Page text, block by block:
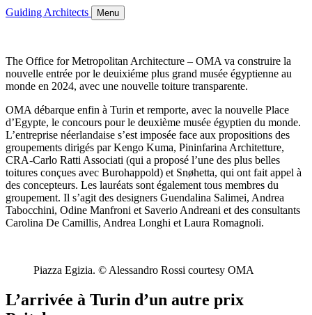
Guiding Architects Menu
The Office for Metropolitan Architecture – OMA va construire la
nouvelle entrée por le deuixiéme plus grand musée égyptienne au
monde en 2024, avec une nouvelle toiture transparente.
OMA débarque enfin à Turin et remporte, avec la nouvelle Place
d’Egypte, le concours pour le deuxième musée égyptien du monde.
L’entreprise néerlandaise s’est imposée face aux propositions des
groupements dirigés par Kengo Kuma, Pininfarina Architetture,
CRA-Carlo Ratti Associati (qui a proposé l’une des plus belles
toitures conçues avec Burohappold) et Snøhetta, qui ont fait appel à
des concepteurs. Les lauréats sont également tous membres du
groupement. Il s’agit des designers Guendalina Salimei, Andrea
Tabocchini, Odine Manfroni et Saverio Andreani et des consultants
Carolina De Camillis, Andrea Longhi et Laura Romagnoli.
Piazza Egizia. © Alessandro Rossi courtesy OMA
L’arrivée à Turin d’un autre prix